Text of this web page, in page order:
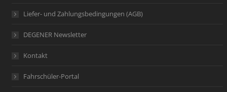
Liefer- und Zahlungsbedingungen (AGB)
DEGENER Newsletter
Kontakt
Fahrschüler-Portal